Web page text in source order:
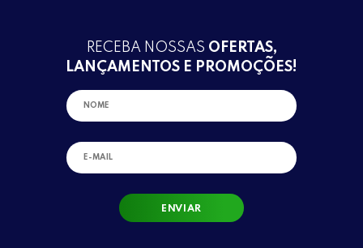
RECEBA NOSSAS OFERTAS,
LANÇAMENTOS E PROMOÇÕES!
ENVIAR